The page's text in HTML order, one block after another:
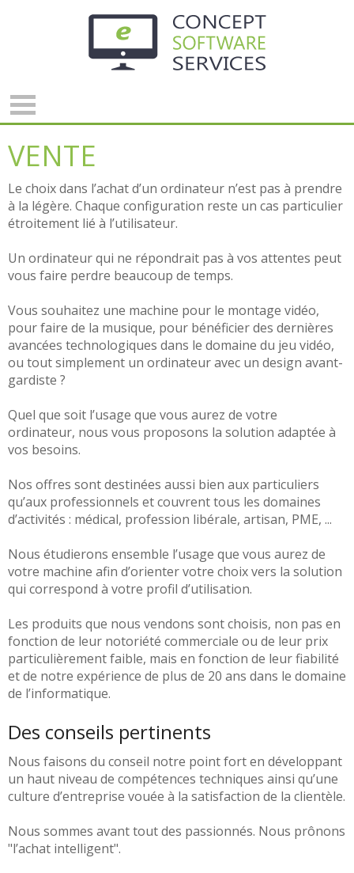
VENTE
Le choix dans l’achat d’un ordinateur n’est pas à prendre
à la légère. Chaque configuration reste un cas particulier
étroitement lié à l’utilisateur.
Un ordinateur qui ne répondrait pas à vos attentes peut
vous faire perdre beaucoup de temps.
Vous souhaitez une machine pour le montage vidéo,
pour faire de la musique, pour bénéficier des dernières
avancées technologiques dans le domaine du jeu vidéo,
ou tout simplement un ordinateur avec un design avant-
gardiste ?
Quel que soit l’usage que vous aurez de votre
ordinateur, nous vous proposons la solution adaptée à
vos besoins.
Nos offres sont destinées aussi bien aux particuliers
qu’aux professionnels et couvrent tous les domaines
d’activités : médical, profession libérale, artisan, PME, ...
Nous étudierons ensemble l’usage que vous aurez de
votre machine afin d’orienter votre choix vers la solution
qui correspond à votre profil d’utilisation.
Les produits que nous vendons sont choisis, non pas en
fonction de leur notoriété commerciale ou de leur prix
particulièrement faible, mais en fonction de leur fiabilité
et de notre expérience de plus de 20 ans dans le domaine
de l’informatique.
Des conseils pertinents
Nous faisons du conseil notre point fort en développant
un haut niveau de compétences techniques ainsi qu’une
culture d’entreprise vouée à la satisfaction de la clientèle.
Nous sommes avant tout des passionnés. Nous prônons
"l’achat intelligent".